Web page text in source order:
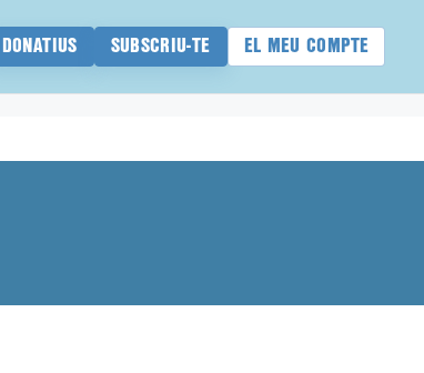
DONATIUS SUBSCRIU-TE EL MEU COMPTE